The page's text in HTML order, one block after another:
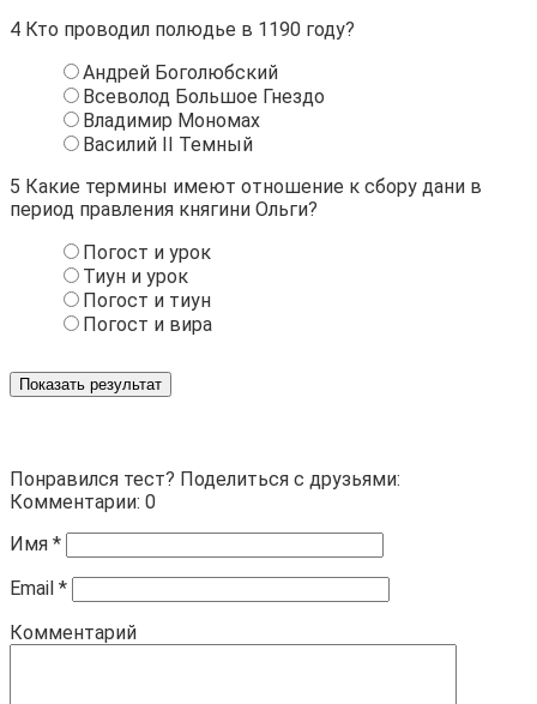
4 Кто проводил полюдье в 1190 году?
Андрей Боголюбский
Всеволод Большое Гнездо
Владимир Мономах
Василий II Темный
5 Какие термины имеют отношение к сбору дани в
период правления княгини Ольги?
Погост и урок
Тиун и урок
Погост и тиун
Погост и вира
Показать результат
Понравился тест? Поделиться с друзьями:
Комментарии: 0
Имя *
Email *
Комментарий